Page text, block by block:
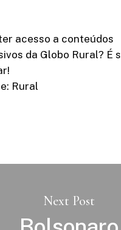
acesso a conteúdos
da Globo Rural? É
Rural
Next Post